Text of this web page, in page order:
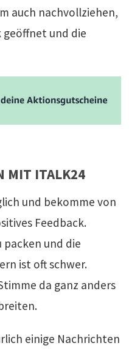
auch nachvollziehen,
geöffnet und die
MIT ITALK24
und bekomme von
Feedback.
packen und die
ist oft schwer.
da ganz anders
einige Nachrichten